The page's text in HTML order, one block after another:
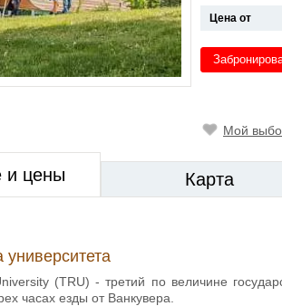
Цена от
Мой
и цены Карта
университета
(TRU) - третий по величине
часах езды от Ванкувера.